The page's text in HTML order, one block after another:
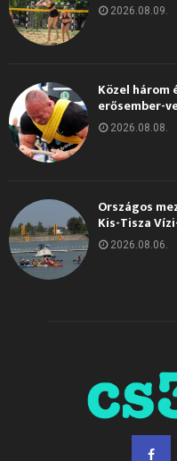
2026.08.09.
Közel
erősember-
2026.08.08.
Országos
Kis-Tisza
2026.08.06.